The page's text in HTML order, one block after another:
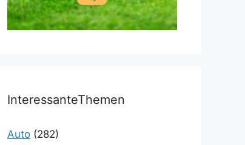
InteressanteThemen
Auto (282)